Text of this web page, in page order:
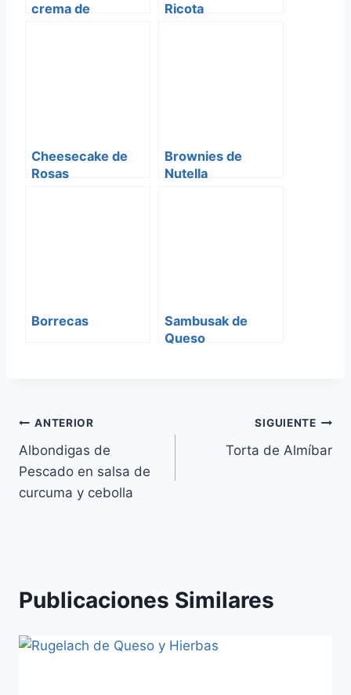
crema de
Ricota
Cheesecake de
Rosas
Brownies de
Nutella
Borrecas
Sambusak de
Queso
Navegación
de
entradas
ANTERIOR
Albondigas de
Pescado en salsa de
curcuma y cebolla
SIGUIENTE
Torta de Almíbar
Publicaciones Similares